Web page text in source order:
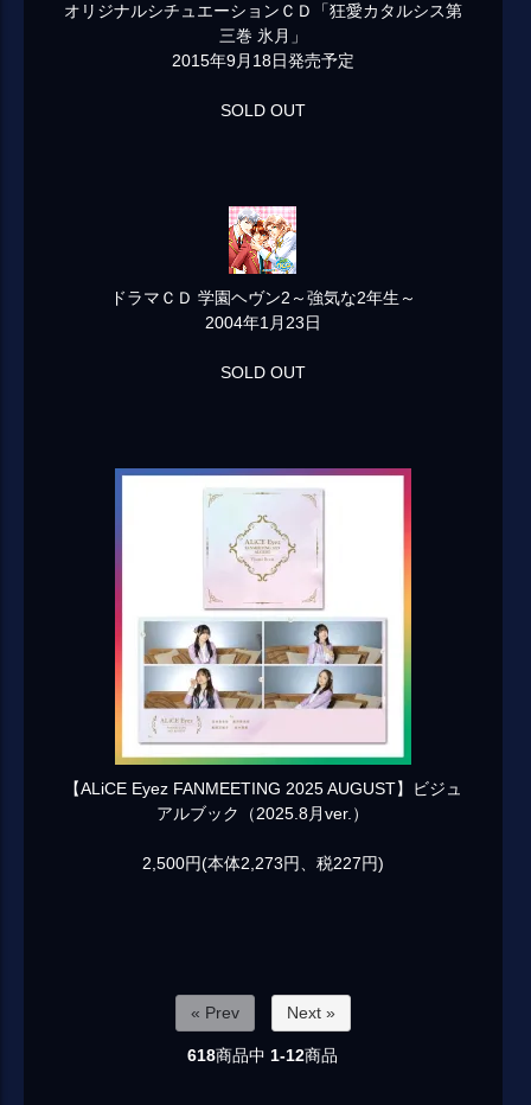
オリジナルシチュエーションＣＤ「狂愛カタルシス第
三巻 氷月」
2015年9月18日発売予定
SOLD OUT
ドラマＣＤ 学園ヘヴン2～強気な2年生～
2004年1月23日
SOLD OUT
【ALiCE Eyez FANMEETING 2025 AUGUST】ビジュ
アルブック（2025.8月ver.）
2,500円(本体2,273円、税227円)
« Prev Next »
618商品中 1-12商品